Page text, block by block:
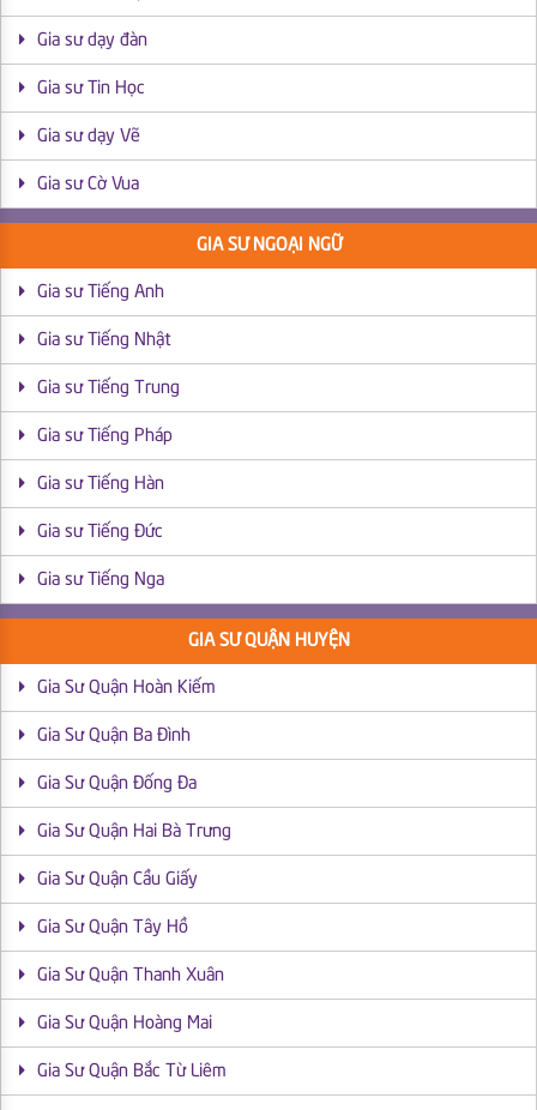
Gia sư dạy đàn
Gia sư Tin Học
Gia sư dạy Vẽ
Gia sư Cờ Vua
GIA SƯ NGOẠI NGỮ
Gia sư Tiếng Anh
Gia sư Tiếng Nhật
Gia sư Tiếng Trung
Gia sư Tiếng Pháp
Gia sư Tiếng Hàn
Gia sư Tiếng Đức
Gia sư Tiếng Nga
GIA SƯ QUẬN HUYỆN
Gia Sư Quận Hoàn Kiếm
Gia Sư Quận Ba Đình
Gia Sư Quận Đống Đa
Gia Sư Quận Hai Bà Trưng
Gia Sư Quận Cầu Giấy
Gia Sư Quận Tây Hồ
Gia Sư Quận Thanh Xuân
Gia Sư Quận Hoàng Mai
Gia Sư Quận Bắc Từ Liêm